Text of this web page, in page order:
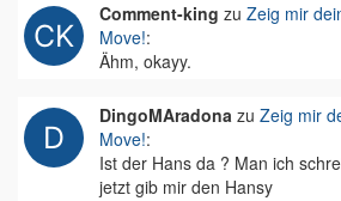
Comment-king zu Zeig mir
Move!:
Ähm, okayy.
DingoMAradona zu Zeig mir
Move!:
Ist der Hans da ? Man ich
jetzt gib mir den Hansy